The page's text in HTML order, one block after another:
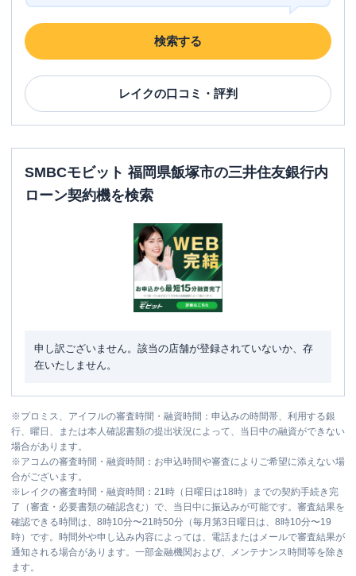
検索する
レイクの口コミ・評判
SMBCモビット 福岡県飯塚市の三井住友銀行内
ローン契約機を検索
申し訳ございません。該当の店舗が登録されていないか、存
在いたしません。
※プロミス、アイフルの審査時間・融資時間：申込みの時間帯、利用する銀
行、曜日、または本人確認書類の提出状況によって、当日中の融資ができない
場合があります。
※アコムの審査時間・融資時間：お申込時間や審査によりご希望に添えない場
合がございます。
※ レイクの審査時間・融資時間：21時（日曜日は18時）までの契約手続き完
了（審査・必要書類の確認含む）で、当日中に振込みが可能です。審査結果を
確認できる時間は、8時10分〜21時50分（毎月第3日曜日は、8時10分〜19
時）です。時間外や申し込み内容によっては、電話またはメールで審査結果が
通知される場合があります。一部金融機関および、メンテナンス時間等を除き
ます。